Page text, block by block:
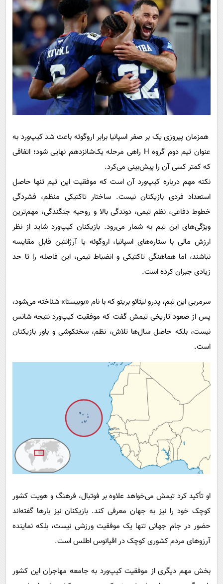
همزمان پیروزی یک بر صفر اسپانیا برابر اروگوئه باعث شد کیپ‌ورد به
عنوان تیم دوم گروه H راهی مرحله یک‌شانزدهم نهایی شود؛ اتفاقی
که کمتر کسی آن را پیش‌بینی می‌کرد.
نکته مهم درباره کیپ‌ورد آن است که موفقیت این تیم تنها حاصل
استعداد فردی بازیکنان نیست. ساختار تاکتیکی منظم، فشردگی
خطوط دفاعی، نظم تیمی، دوندگی بالا و روحیه جنگندگی، مهم‌ترین
ویژگی‌های این تیم به شمار می‌رود. بازیکنان کیپ‌ورد شاید از نظر
ارزش مالی با ستاره‌های اسپانیا، اروگوئه یا آرژانتین قابل مقایسه
نباشند، اما هماهنگی تاکتیکی و انضباط تیمی، این فاصله را تا حد
زیادی جبران کرده است.
سرمربی این تیم، پدرو لیتائو بریتو که با نام «بوبیستا» شناخته می‌شود،
پس از صعود تاریخی تیمش گفت که موفقیت کیپ‌ورد نتیجه شانس
نیست، بلکه حاصل سال‌ها تلاش، نظم، سختکوشی و باور بازیکنان
است.
او تأکید کرد تیمش می‌خواهد علاوه بر فوتبال، فرهنگ و هویت کشور
کوچک خود را نیز به جهان معرفی کند. بازیکنان نیز بارها گفته‌اند
حضور در جام جهانی تنها یک موفقیت ورزشی نیست، بلکه نماینده
آرزوهای مردم کشوری کوچک در اقیانوس اطلس است.
بخش مهم دیگری از موفقیت کیپ‌ورد به جامعه مهاجران این کشور